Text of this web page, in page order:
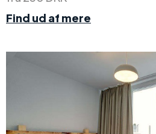
Find ud af mere